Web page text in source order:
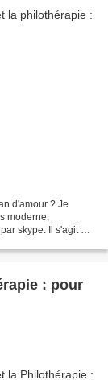
d'amour ? Je
moderne,
skype. Il s'agit de
: pour